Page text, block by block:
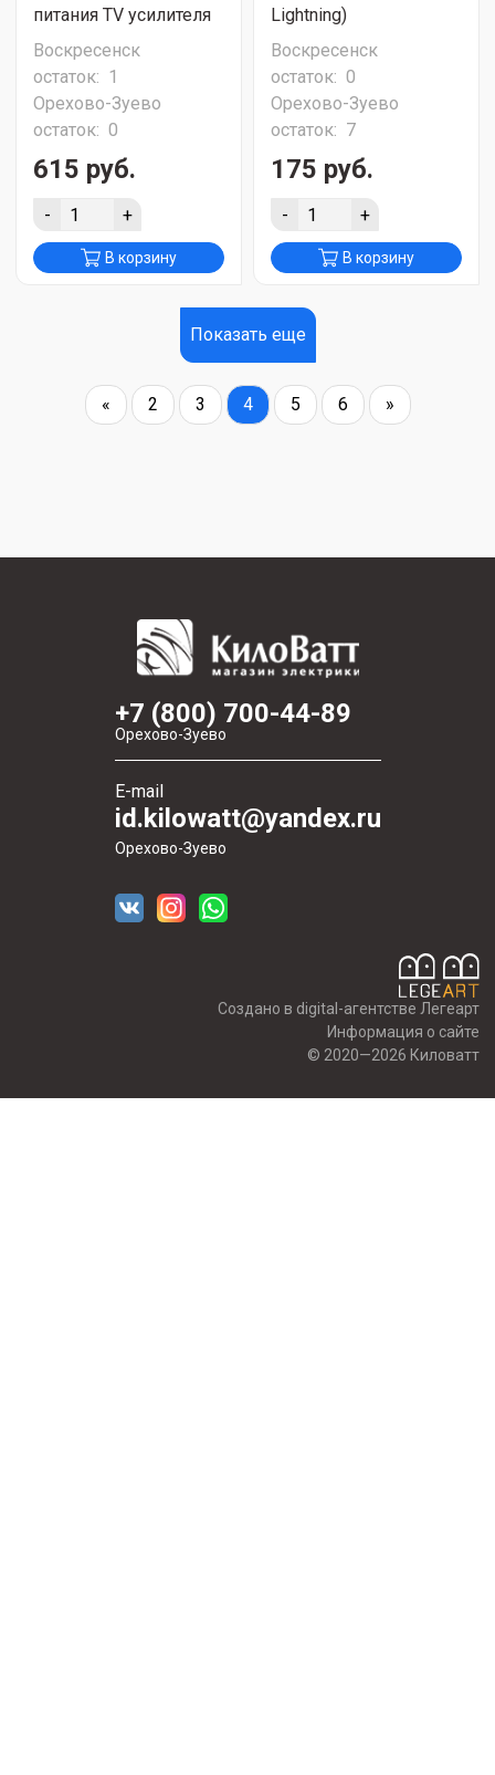
питания TV усилителя
Воскресенск
остаток: 1
Орехово-Зуево
остаток: 0
615 руб.
- +
В корзину
Lightning)
Воскресенск
остаток: 0
Орехово-Зуево
остаток: 7
175 руб.
- +
В корзину
Показать еще
« 2 3 4 5 6 »
+7 (800) 700-44-89
Орехово-Зуево
E-mail
id.kilowatt@yandex.ru
Орехово-Зуево
© 2020—2026 Киловатт
Создано в digital-агентстве Легеарт
Информация о сайте